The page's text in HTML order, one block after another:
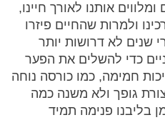
אותנו לאורך חיינו,
ולמרות שהחיים פיזרו
שנים לא דרושות יותר
כדי להשלים את הפער
חמימה, כמו כורסה נוחה
גופך ולא משנה כמה
בליבנו פנימה תמיד